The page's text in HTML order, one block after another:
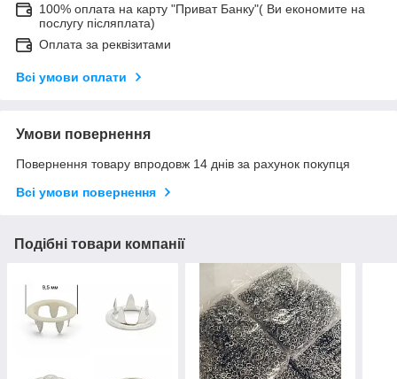
100% оплата на карту "Приват Банку"( Ви економите на
послугу післяплата)
Оплата за реквізитами
Всі умови оплати
Умови повернення
Повернення товару впродовж 14 днів за рахунок покупця
Всі умови повернення
Подібні товари компанії